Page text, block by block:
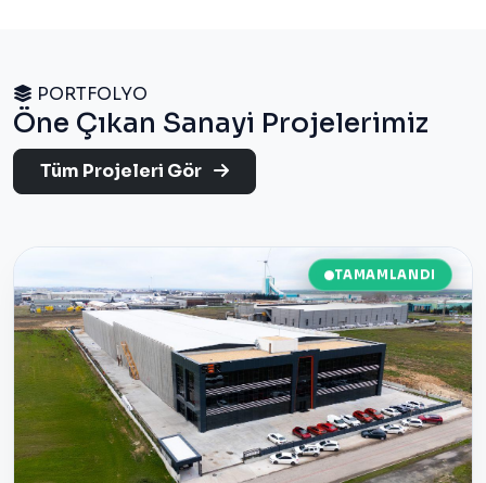
PORTFOLYO
Öne Çıkan Sanayi Projelerimiz
Tüm Projeleri Gör
TAMAMLANDI